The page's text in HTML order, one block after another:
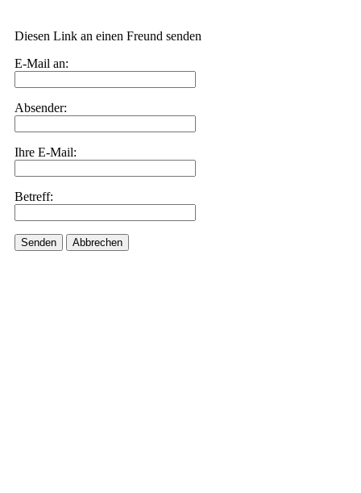
Diesen Link an einen Freund senden
E-Mail an:
Absender:
Ihre E-Mail:
Betreff:
Senden Abbrechen